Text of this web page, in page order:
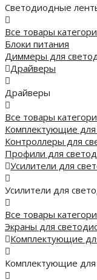
Светодиодные
Все товары
Блоки питания
Диммеры для
Драйверы
Драйверы
Все товары
Комплектующие
Контроллеры для
Профили для
Усилители для
Усилители для
Все товары
Экраны для
Комплектующие
Комплектующие